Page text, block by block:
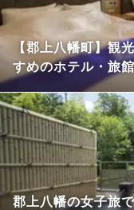
【郡上八幡町】観
すめのホテル・旅
郡上八幡の女子旅